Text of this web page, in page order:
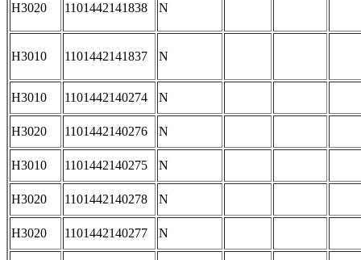
H3020 1101442141838 N
H3010 1101442141837 N
H3010 1101442140274 N
H3020 1101442140276 N
H3010 1101442140275 N
H3020 1101442140278 N
H3020 1101442140277 N